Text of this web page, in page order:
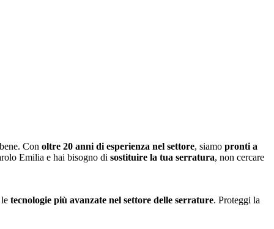
Con oltre 20 anni di esperienza nel settore, siamo pronti a
Emilia e hai bisogno di sostituire la tua serratura, non cercare
tecnologie più avanzate nel settore delle serrature. Proteggi la